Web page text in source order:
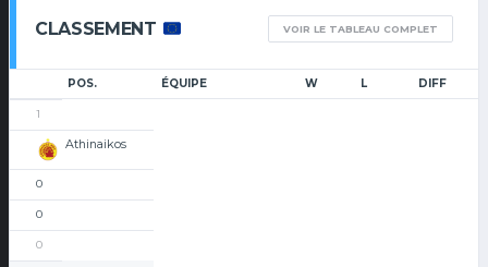
CLASSEMENT VOIR LE TABLEAU COMPLET
POS. ÉQUIPE W L DIFF
1
Athinaikos
0
0
0